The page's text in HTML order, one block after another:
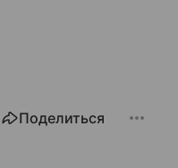
Поделиться